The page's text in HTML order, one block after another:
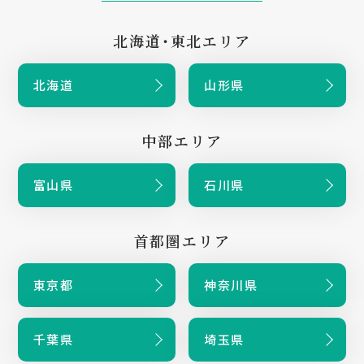
北海道・東北エリア
北海道 山形県
中部エリア
富山県 石川県
首都圏エリア
東京都 神奈川県
千葉県 埼玉県